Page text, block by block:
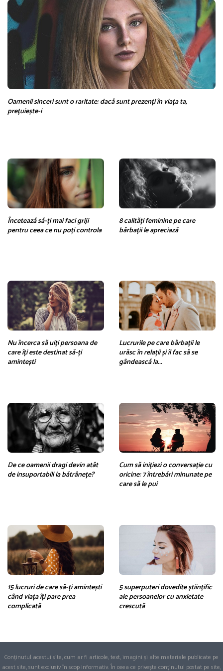
Oamenii sinceri sunt o raritate: dacă sunt prezenți în viața ta,
prețuiește-i
Încetează să-ți mai faci griji
pentru ceea ce nu poți controla
8 calități feminine pe care
bărbații le apreciază
Nu încerca să uiți persoana de
care îți este destinat să-ți
amintești
Lucrurile pe care bărbații le
urăsc în relații și îi fac să se
gândească la...
De ce oamenii dragi devin atât
de insuportabili la bătrânețe?
Cum să inițiezi o conversație cu
oricine: 7 întrebări minunate pe
care să le pui
15 lucruri de care să-ți amintești
când viața îți pare prea
complicată
5 superputeri dovedite științific
ale persoanelor cu anxietate
crescută
Conținutul acestui site, cum ar fi articole, text, imagini și alte materiale publicate pe
acest site, sunt exclusiv în scop informativ. În ceea ce privește conținutul postat pe site,